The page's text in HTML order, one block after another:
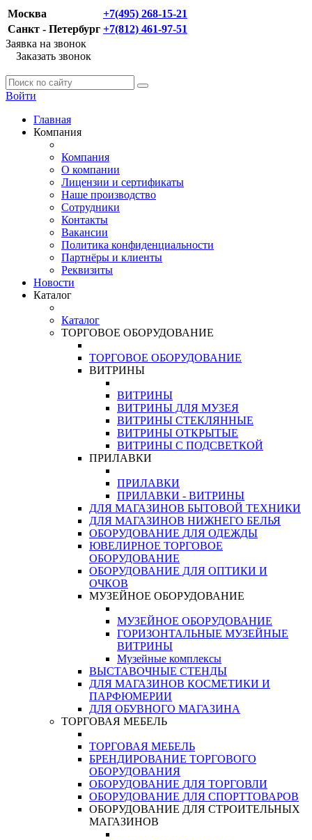
Москва
+7(495) 268-15-21
Санкт - Петербург +7(812) 461-97-51
Заявка на звонок
Заказать звонок
Войти
Главная
Компания
Компания
О компании
Лицензии и сертификаты
Наше производство
Сотрудники
Контакты
Вакансии
Политика конфиденциальности
Партнёры и клиенты
Реквизиты
Новости
Каталог
Каталог
ТОРГОВОЕ ОБОРУДОВАНИЕ
ТОРГОВОЕ ОБОРУДОВАНИЕ
ВИТРИНЫ
ВИТРИНЫ
ВИТРИНЫ ДЛЯ МУЗЕЯ
ВИТРИНЫ СТЕКЛЯННЫЕ
ВИТРИНЫ ОТКРЫТЫЕ
ВИТРИНЫ С ПОДСВЕТКОЙ
ПРИЛАВКИ
ПРИЛАВКИ
ПРИЛАВКИ - ВИТРИНЫ
ДЛЯ МАГАЗИНОВ БЫТОВОЙ ТЕХНИКИ
ДЛЯ МАГАЗИНОВ НИЖНЕГО БЕЛЬЯ
ОБОРУДОВАНИЕ ДЛЯ ОДЕЖДЫ
ЮВЕЛИРНОЕ ТОРГОВОЕ
ОБОРУДОВАНИЕ
ОБОРУДОВАНИЕ ДЛЯ ОПТИКИ И
ОЧКОВ
МУЗЕЙНОЕ ОБОРУДОВАНИЕ
МУЗЕЙНОЕ ОБОРУДОВАНИЕ
ГОРИЗОНТАЛЬНЫЕ МУЗЕЙНЫЕ
ВИТРИНЫ
Музейные комплексы
ВЫСТАВОЧНЫЕ СТЕНДЫ
ДЛЯ МАГАЗИНОВ КОСМЕТИКИ И
ПАРФЮМЕРИИ
ДЛЯ ОБУВНОГО МАГАЗИНА
ТОРГОВАЯ МЕБЕЛЬ
ТОРГОВАЯ МЕБЕЛЬ
БРЕНДИРОВАНИЕ ТОРГОВОГО
ОБОРУДОВАНИЯ
ОБОРУДОВАНИЕ ДЛЯ ТОРГОВЛИ
ОБОРУДОВАНИЕ ДЛЯ СПОРТТОВАРОВ
ОБОРУДОВАНИЕ ДЛЯ СТРОИТЕЛЬНЫХ
МАГАЗИНОВ